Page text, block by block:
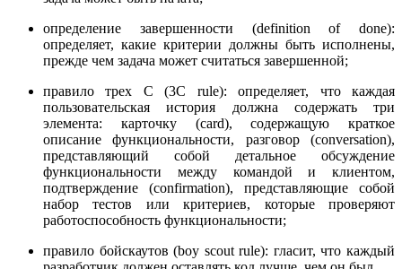
определение завершенности (definition of done):
определяет, какие критерии должны быть исполнены,
прежде чем задача может считаться завершенной;
правило трех С (3C rule): определяет, что каждая
пользовательская история должна содержать три
элемента: карточку (card), содержащую краткое
описание функциональности, разговор (conversation),
представляющий собой детальное обсуждение
функциональности между командой и клиентом,
подтверждение (confirmation), представляющие собой
набор тестов или критериев, которые проверяют
работоспособность функциональности;
правило бойскаутов (boy scout rule): гласит, что каждый